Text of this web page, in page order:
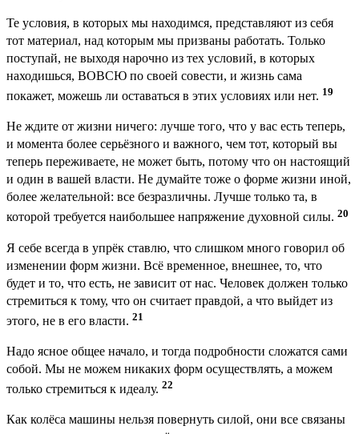
Те условия, в которых мы находимся, представляют из себя
тот материал, над которым мы призваны работать. Только
поступай, не выходя нарочно из тех условий, в которых
находишься, ВОВСЮ по своей совести, и жизнь сама
покажет, можешь ли оставаться в этих условиях или нет. 19
Не ждите от жизни ничего: лучше того, что у вас есть теперь,
и момента более серьёзного и важного, чем тот, который вы
теперь переживаете, не может быть, потому что он настоящий
и один в вашей власти. Не думайте тоже о форме жизни иной,
более желательной: все безразличны. Лучше только та, в
которой требуется наибольшее напряжение духовной силы. 20
Я себе всегда в упрёк ставлю, что слишком много говорил об
изменении форм жизни. Всё временное, внешнее, то, что
будет и то, что есть, не зависит от нас. Человек должен только
стремиться к тому, что он считает правдой, а что выйдет из
этого, не в его власти. 21
Надо ясное общее начало, и тогда подробности сложатся сами
собой. Мы не можем никаких форм осуществлять, а можем
только стремиться к идеалу. 22
Как колёса машины нельзя повернуть силой, они все связаны